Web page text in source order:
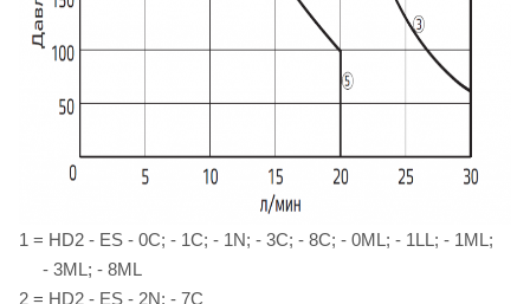
1 = HD2 - ES - 0C; - 1C; - 1N; - 3C; - 8C; - 0ML; - 1LL; - 1ML;
- 3ML; - 8ML
2 = HD2 - ES - 2N; - 7C